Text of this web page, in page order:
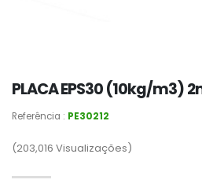
PLACA EPS30 (10kg/m3)
Referência : PE30212
(203,016 Visualizações)